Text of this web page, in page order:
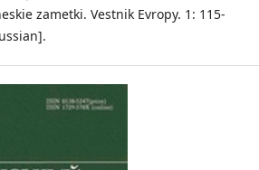
zametki. Vestnik Evropy. 1: 115-